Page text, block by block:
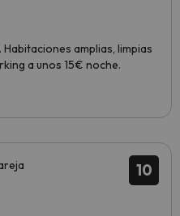
amplias, limpias
a unos 15€ noche.
10